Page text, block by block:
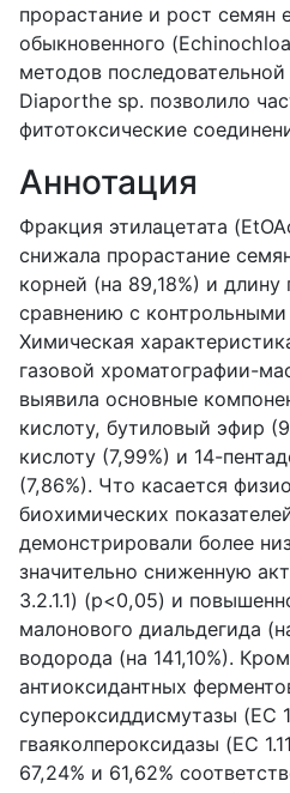
прорастание и рост семян
обыкновенного (Echinochloa
методов
Diaporthe sp. позволило
фитотоксические
Аннотация
Фракция этилацетата (
снижала прорастание
корней (на 89,18%) и длину
сравнению с контрольными
Химическая
газовой хроматографии-
выявила основные
кислоту, бутиловый эфир
кислоту (7,99%) и 14-
(7,86%). Что касается
биохимических
демонстрировали более
значительно сниженную
3.2.1.1) (p<0,05) и
малонового диальдегида
водорода (на 141,10%).
антиоксидантных
супероксиддисмутазы (EC
гваяколпероксидазы (EC
67,24% и 61,62%